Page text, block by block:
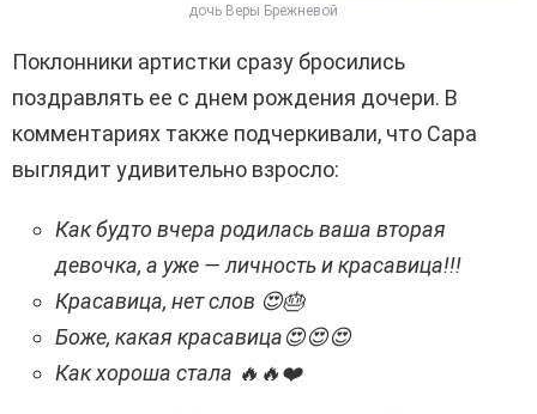
дочь Веры Брежневой
Поклонники артистки сразу бросились
поздравлять ее с днем ​​рождения дочери. В
комментариях также подчеркивали, что Сара
выглядит удивительно взросло:
Как будто вчера родилась ваша вторая
девочка, а уже — личность и красавица!!!
Красавица, нет слов 😍🎂
Боже, какая красавица😍😍😍
Как хороша стала 🔥🔥❤️